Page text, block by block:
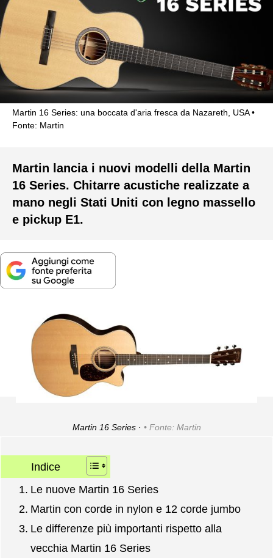
Martin 16 Series: una boccata d'aria fresca da Nazareth, USA
Fonte: Martin
Martin lancia i nuovi modelli della Martin
16 Series. Chitarre acustiche realizzate a
mano negli Stati Uniti con legno massello
e pickup E1.
Martin 16 Series · Fonte: Martin
Indice
Le nuove Martin 16 Series
Martin con corde in nylon e 12 corde jumbo
Le differenze più importanti rispetto alla
vecchia Martin 16 Series